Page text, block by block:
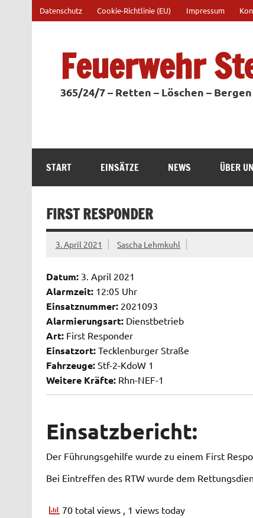
springen
Datenschutz Cookie-Richtlinie (EU) Impressum
Feuerwehr
365/24/7 – Retten – Löschen –
START EINSÄTZE NEWS ÜBER
FIRST RESPONDER
3. April 2021 Sascha Lehmkuhl
Datum:3. April 2021
Alarmzeit:12:05 Uhr
Einsatznummer:2021093
Alarmierungsart:Dienstbetrieb
Art:First Responder
Einsatzort:Tecklenburger Straße
Fahrzeuge:Stf-2-KdoW 1
Weitere Kräfte:Rhn-NEF-1
Einsatzbericht:
Der Führungsgehilfe wurde zu einem First
Bei Eintreffen des RTW wurde dem
70 total views , 1 views today